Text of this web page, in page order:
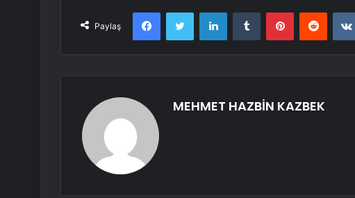
Paylaş
FacebookTwitter LinkedInTumblr PinterestReddit
MEHMET HAZBİN KAZBEK